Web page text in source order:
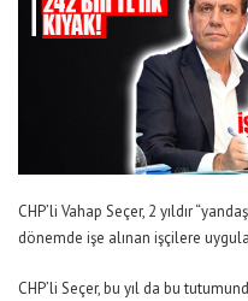
CHP’li Vahap Seçer, 2 yıldır
dönemde işe alınan işçilere
CHP’li Seçer, bu yıl da bu